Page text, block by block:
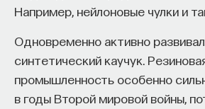
Например, нейлоновые чулки и
Одновременно активно
синтетический каучук.
промышленность особенно
в годы Второй мировой войны,
ввысококвалифицированных
Сервис создан для всех, кто
путь в инновационных
Учёных, инженеров и
с опытом работы в научной